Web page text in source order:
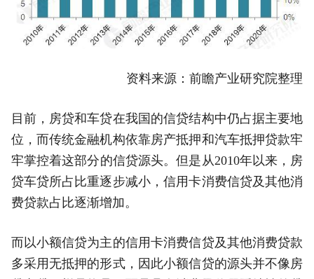
资料来源：前瞻产业研究院整理
目前，房贷和车贷在我国的信贷结构中仍占据主要地
位，而传统金融机构依靠房产抵押和汽车抵押贷款牢
牢掌控着这部分的信贷源头。但是从2010年以来，房
贷车贷所占比重逐步减小，信用卡消费信贷及其他消
费贷款占比逐渐增加。
而以小额信贷为主的信用卡消费信贷及其他消费贷款
多采用无抵押的形式，因此小额信贷的源头并不像房